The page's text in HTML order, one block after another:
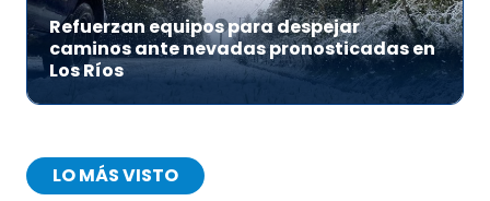
Refuerzan equipos para despejar
caminos ante nevadas pronosticadas en
Los Ríos
LO MÁS VISTO